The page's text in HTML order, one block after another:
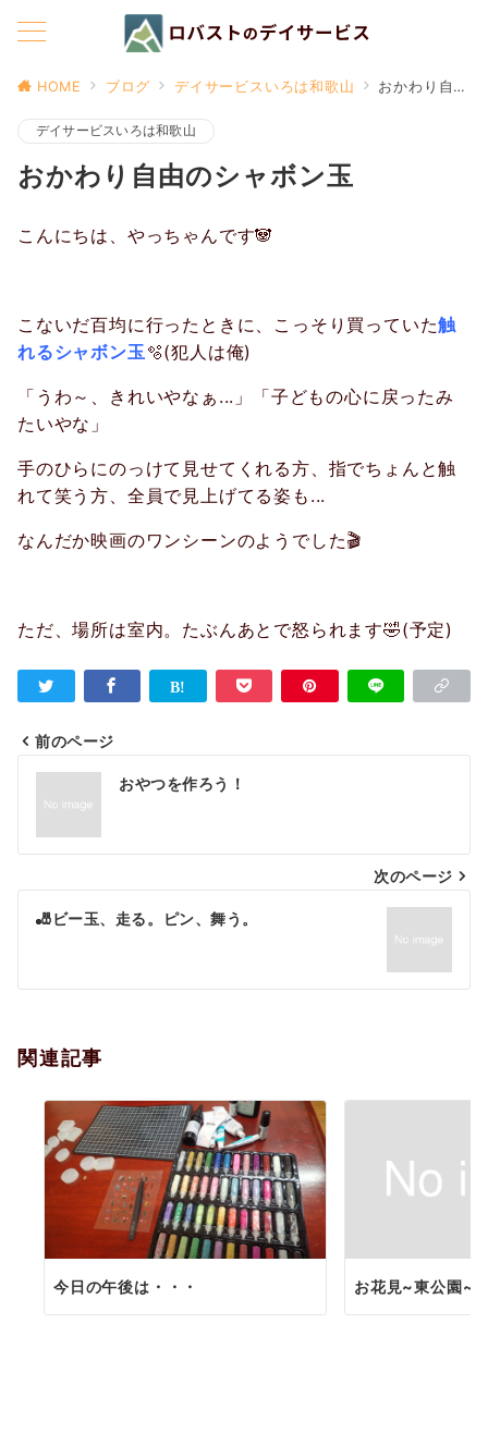
HOME ブログ デイサービスいろは和歌山 おかわり自由のシャボン玉
デイサービスいろは和歌山
おかわり自由のシャボン玉
こんにちは、やっちゃんです🐼
こないだ百均に行ったときに、こっそり買っていた触
れるシャボン玉🫧(犯人は俺)
「うわ～、きれいやなぁ...」「子どもの心に戻ったみ
たいやな」
手のひらにのっけて見せてくれる方、指でちょんと触
れて笑う方、全員で見上げてる姿も...
なんだか映画のワンシーンのようでした🎬
ただ、場所は室内。たぶんあとで怒られます🤣(予定)
投
ナ
ビ
ゲ
シ
ン
前のページ
おやつを作ろう！
次のページ
🎳ビー玉、走る。ピン、舞う。
関連記事
今日の午後は・・・ お花見~東公園~